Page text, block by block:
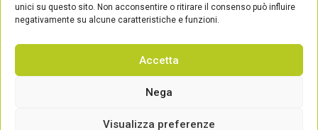
unici su questo sito. Non acconsentire o ritirare il consenso può influire
negativamente su alcune caratteristiche e funzioni.
Accetta
Nega
Visualizza preferenze
© Green vehicles srl | p.iva 02679540423 | Viale del Lavoro 4i, 60035 Jesi
(An) Italy – Capitale Sociale Versato 100000 Euro